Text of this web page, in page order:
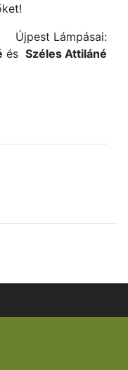
Újpest Lámpásai:
és Széles Attiláné